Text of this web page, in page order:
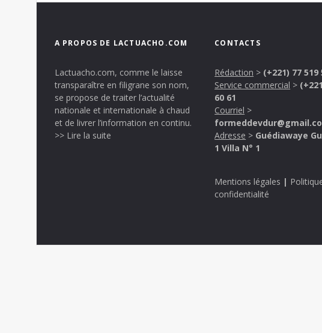
A PROPOS DE LACTUACHO.COM
Lactuacho.com, comme le laisse
transparaître en filigrane son nom,
se propose de traiter l’actualité
nationale et internationale à chaud
et de livrer l’information en continu.
>> Lire la suite
CONTACTS
Rédaction > (+221) 77 519
Service commercial >
60 61
Courriel >
Adresse > Guédiawaye
1 Villa N° 1
Mentions légales |
confidentialité